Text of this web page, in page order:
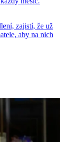
zajistí, že už
aby na nich